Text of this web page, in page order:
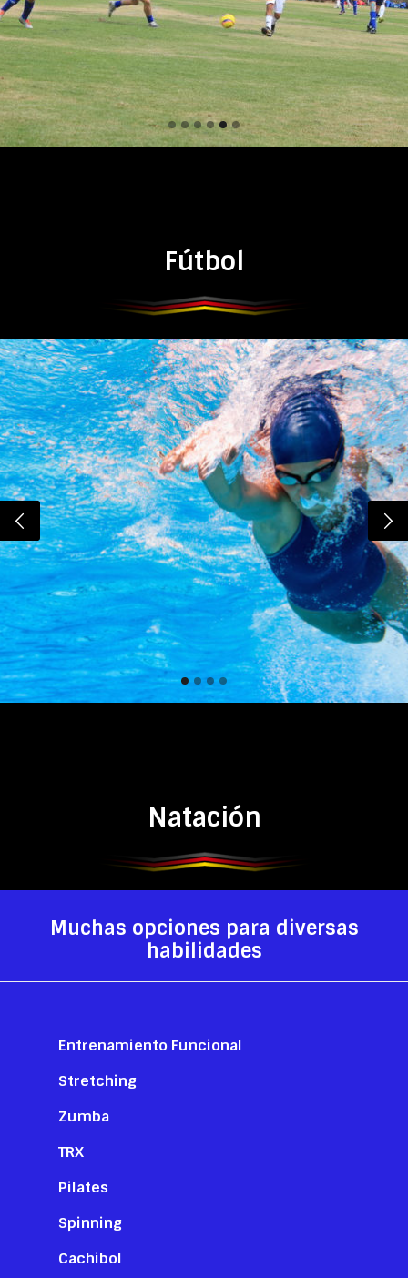
Fútbol
Natación
Muchas opciones para diversas
habilidades
Entrenamiento Funcional
Stretching
Zumba
TRX
Pilates
Spinning
Cachibol